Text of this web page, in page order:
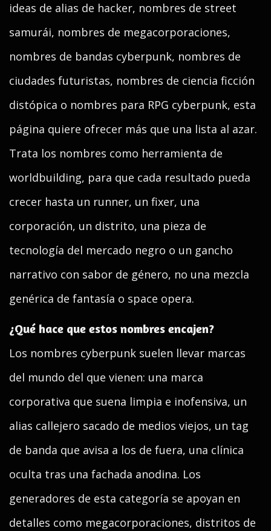
ideas de alias de hacker, nombres de street
samurái, nombres de megacorporaciones,
nombres de bandas cyberpunk, nombres de
ciudades futuristas, nombres de ciencia ficción
distópica o nombres para RPG cyberpunk, esta
página quiere ofrecer más que una lista al azar.
Trata los nombres como herramienta de
worldbuilding, para que cada resultado pueda
crecer hasta un runner, un fixer, una
corporación, un distrito, una pieza de
tecnología del mercado negro o un gancho
narrativo con sabor de género, no una mezcla
genérica de fantasía o space opera.
¿Qué hace que estos nombres encajen?
Los nombres cyberpunk suelen llevar marcas
del mundo del que vienen: una marca
corporativa que suena limpia e inofensiva, un
alias callejero sacado de medios viejos, un tag
de banda que avisa a los de fuera, una clínica
oculta tras una fachada anodina. Los
generadores de esta categoría se apoyan en
detalles como megacorporaciones, distritos de